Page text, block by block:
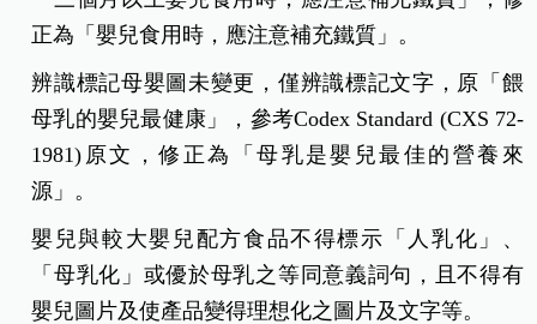
正為「嬰兒食用時，應注意補充鐵質」。
辨識標記母嬰圖未變更，僅辨識標記文字，原「餵
母乳的嬰兒最健康」，參考Codex Standard (CXS 72-
1981)原文，修正為「母乳是嬰兒最佳的營養來
源」。
嬰兒與較大嬰兒配方食品不得標示「人乳化」、
「母乳化」或優於母乳之等同意義詞句，且不得有
嬰兒圖片及使產品變得理想化之圖片及文字等。